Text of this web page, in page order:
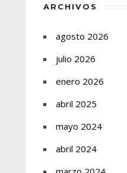
ARCHIVOS
agosto 2026
julio 2026
enero 2026
abril 2025
mayo 2024
abril 2024